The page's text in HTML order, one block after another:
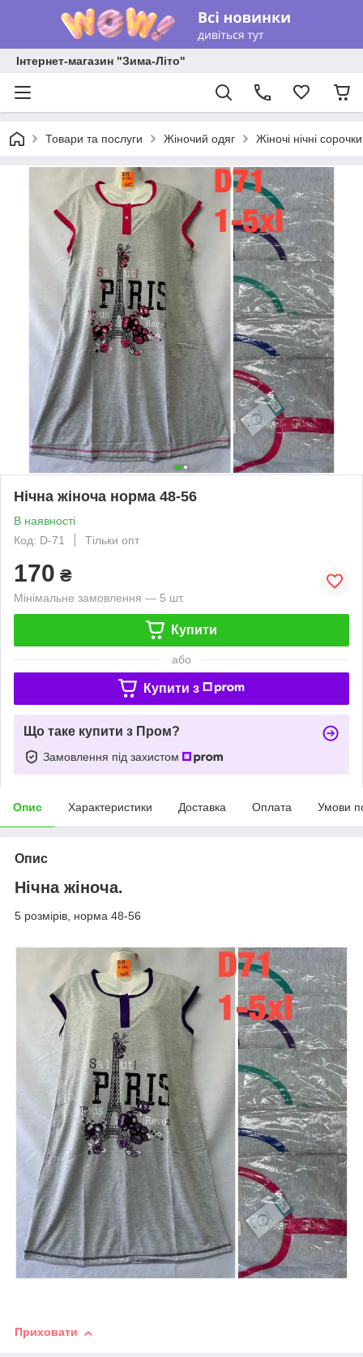
Інтернет-магазин "Зима-Літо"
Товари та послуги Жіночий одяг Жіночі нічні
Нічна жіноча норма 48-56
В наявності
Код: D-71
Тільки опт
170 ₴
Мінімальне замовлення — 5 шт.
Купити
або
Купити з
Що таке купити з Пром?
Замовлення під захистом
Опис Характеристики Доставка Оплата Умови
Опис
Нічна жіноча.
5 розмірів, норма 48-56
Приховати